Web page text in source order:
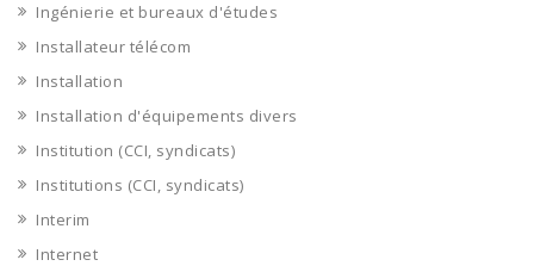
Ingénierie et bureaux d'études
Installateur télécom
Installation
Installation d'équipements divers
Institution (CCI, syndicats)
Institutions (CCI, syndicats)
Interim
Internet